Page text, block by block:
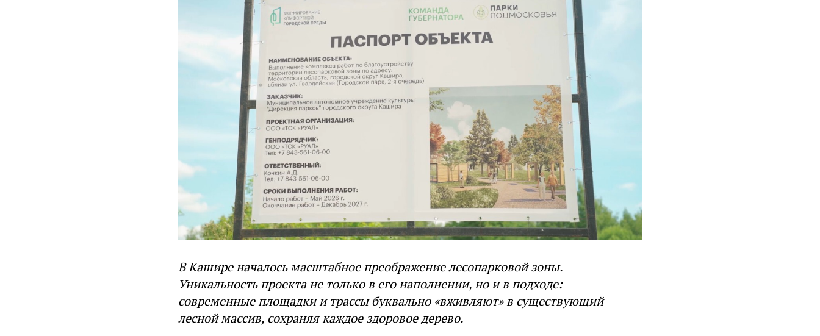
В Кашире началось масштабное преображение лесопарковой зоны.
Уникальность проекта не только в его наполнении, но и в подходе:
современные площадки и трассы буквально «вживляют» в существующий
лесной массив, сохраняя каждое здоровое дерево.